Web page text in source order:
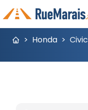
> Honda > Civic